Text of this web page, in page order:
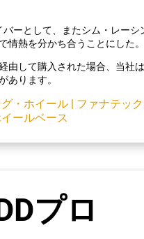
バーとして、またシム・レーシ
情熱を分かち合うことにした。
由して購入された場合、当社
あります。
・ホイール ファナテッ
ールベース
プロ